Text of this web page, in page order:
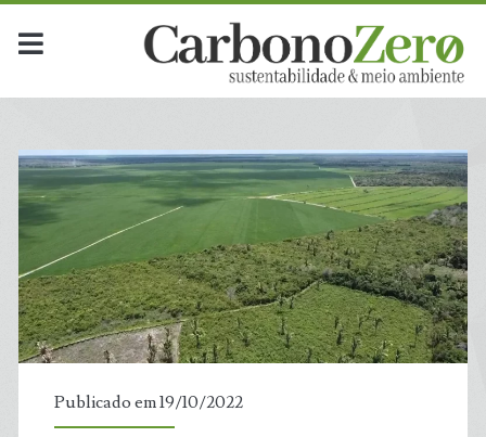
Publicado em 19/10/2022